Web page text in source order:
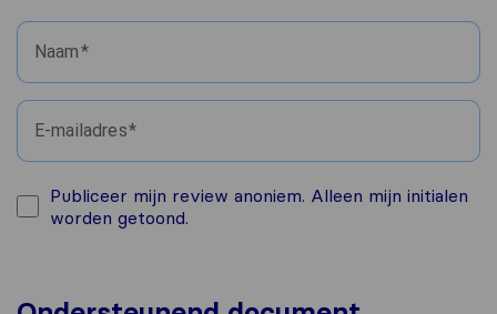
Naam
E-mailadres
Publiceer mijn review anoniem. Alleen mijn initialen
worden getoond.